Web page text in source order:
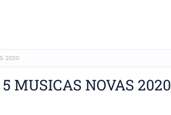
2020
MUSICAS NOVAS 2020